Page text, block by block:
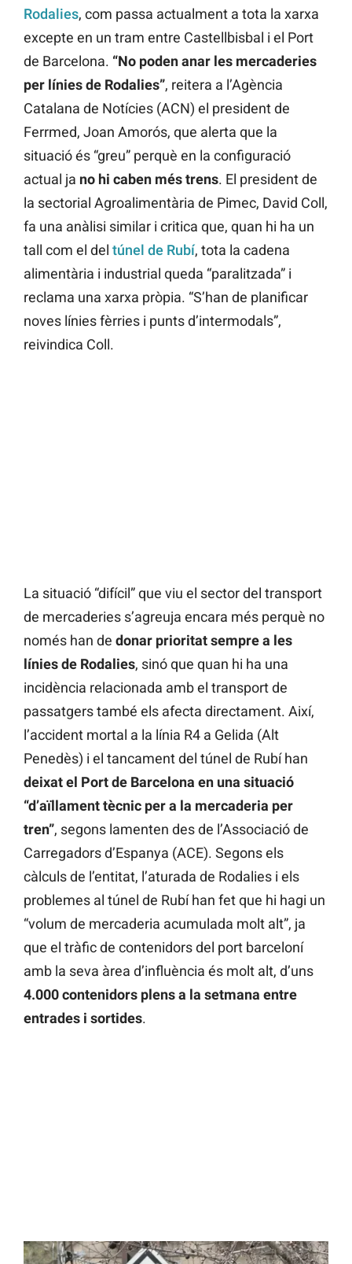
Rodalies, com passa actualment a tota la xarxa
excepte en un tram entre Castellbisbal i el Port
de Barcelona. “No poden anar les mercaderies
per línies de Rodalies”, reitera a l’Agència
Catalana de Notícies (ACN) el president de
Ferrmed, Joan Amorós, que alerta que la
situació és “greu” perquè en la configuració
actual ja no hi caben més trens. El president de
la sectorial Agroalimentària de Pimec, David Coll,
fa una anàlisi similar i critica que, quan hi ha un
tall com el del túnel de Rubí, tota la cadena
alimentària i industrial queda “paralitzada” i
reclama una xarxa pròpia. “S’han de planificar
noves línies fèrries i punts d’intermodals”,
reivindica Coll.
La situació “difícil” que viu el sector del transport
de mercaderies s’agreuja encara més perquè no
només han de donar prioritat sempre a les
línies de Rodalies, sinó que quan hi ha una
incidència relacionada amb el transport de
passatgers també els afecta directament. Així,
l’accident mortal a la línia R4 a Gelida (Alt
Penedès) i el tancament del túnel de Rubí han
deixat el Port de Barcelona en una situació
“d’aïllament tècnic per a la mercaderia per
tren”, segons lamenten des de l’Associació de
Carregadors d’Espanya (ACE). Segons els
càlculs de l’entitat, l’aturada de Rodalies i els
problemes al túnel de Rubí han fet que hi hagi un
“volum de mercaderia acumulada molt alt”, ja
que el tràfic de contenidors del port barceloní
amb la seva àrea d’influència és molt alt, d’uns
4.000 contenidors plens a la setmana entre
entrades i sortides.